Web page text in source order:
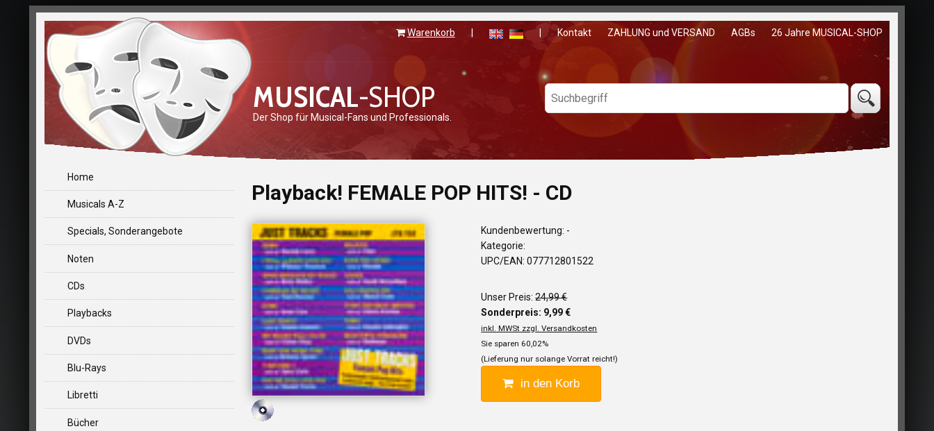
MUSICAL-SHOP
Warenkorb Kontakt ZAHLUNG und VERSAND AGBs 26 Jahre MUSICAL-SHOP
Der Shop für Musical-Fans und Professionals.
Home
Musicals A-Z
Specials, Sonderangebote
Noten
CDs
Playbacks
DVDs
Blu-Rays
Libretti
Bücher
Playback! FEMALE POP HITS! - CD
Kundenbewertung: -
Kategorie:
UPC/EAN: 077712801522
Unser Preis:24,99 €
Sonderpreis: 9,99 €
inkl. MWSt zzgl. Versandkosten
Sie sparen 60,02%
(Lieferung nur solange Vorrat reicht!)
in den Korb